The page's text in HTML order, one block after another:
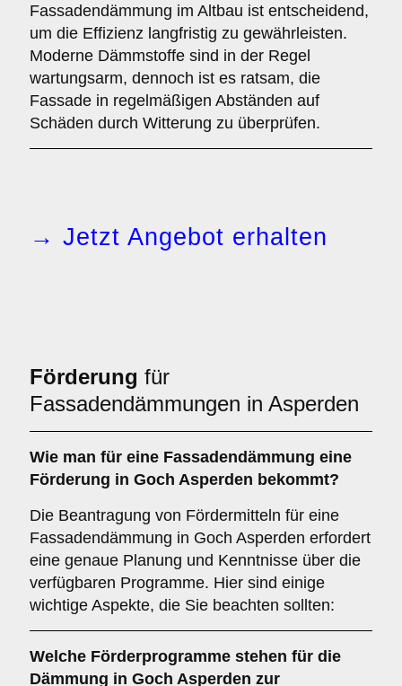
Fassadendämmung im Altbau ist entscheidend,
um die Effizienz langfristig zu gewährleisten.
Moderne Dämmstoffe sind in der Regel
wartungsarm, dennoch ist es ratsam, die
Fassade in regelmäßigen Abständen auf
Schäden durch Witterung zu überprüfen.
→ Jetzt Angebot erhalten
Förderung für
Fassadendämmungen in Asperden
Wie man für eine Fassadendämmung eine
Förderung in Goch Asperden bekommt?
Die Beantragung von Fördermitteln für eine
Fassadendämmung in Goch Asperden erfordert
eine genaue Planung und Kenntnisse über die
verfügbaren Programme. Hier sind einige
wichtige Aspekte, die Sie beachten sollten:
Welche Förderprogramme stehen für die
Dämmung in Goch Asperden zur